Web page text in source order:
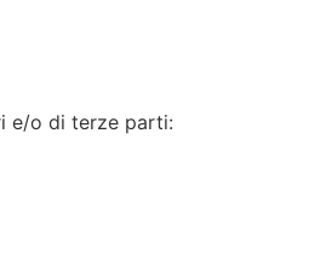
e/o di terze parti: